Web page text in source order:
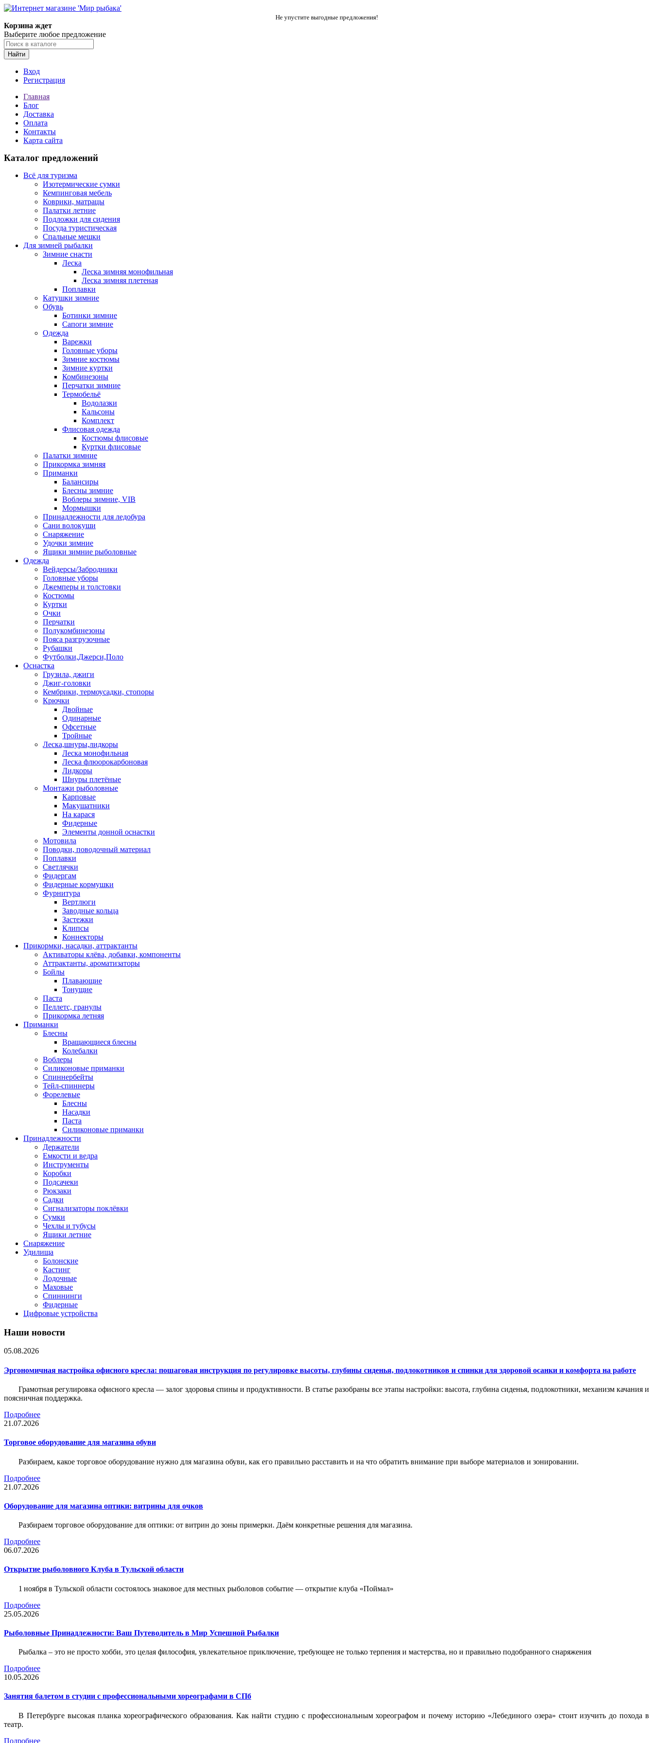
Не упустите выгодные предложения!
Корзина ждет
Выберите любое предложение
Найти
Вход
Регистрация
Главная
Блог
Доставка
Оплата
Контакты
Карта сайта
Каталог предложений
Всё для туризма
Изотермические сумки
Кемпинговая мебель
Коврики, матрацы
Палатки летние
Подложки для сидения
Посуда туристическая
Спальные мешки
Для зимней рыбалки
Зимние снасти
Леска
Леска зимняя монофильная
Леска зимняя плетеная
Поплавки
Катушки зимние
Обувь
Ботинки зимние
Сапоги зимние
Одежда
Варежки
Головные уборы
Зимние костюмы
Зимние куртки
Комбинезоны
Перчатки зимние
Термобельё
Водолазки
Кальсоны
Комплект
Флисовая одежда
Костюмы флисовые
Куртки флисовые
Палатки зимние
Прикормка зимняя
Приманки
Балансиры
Блесны зимние
Воблеры зимние, VIB
Мормышки
Принадлежности для ледобура
Сани волокуши
Снаряжение
Удочки зимние
Ящики зимние рыболовные
Одежда
Вейдерсы/Забродники
Головные уборы
Джемперы и толстовки
Костюмы
Куртки
Очки
Перчатки
Полукомбинезоны
Пояса разгрузочные
Рубашки
Футболки,Джерси,Поло
Оснастка
Грузила, джиги
Джиг-головки
Кембрики, термоусадки, стопоры
Крючки
Двойные
Одинарные
Офсетные
Тройные
Леска,шнуры,лидкоры
Леска монофильная
Леска флюорокарбоновая
Лидкоры
Шнуры плетёные
Монтажи рыболовные
Карповые
Макушатники
На карася
Фидерные
Элементы донной оснастки
Мотовила
Поводки, поводочный материал
Поплавки
Светлячки
Фидергам
Фидерные кормушки
Фурнитура
Вертлюги
Заводные кольца
Застежки
Клипсы
Коннекторы
Прикормки, насадки, аттрактанты
Активаторы клёва, добавки, компоненты
Аттрактанты, ароматизаторы
Бойлы
Плавающие
Тонущие
Паста
Пеллетс, гранулы
Прикормка летняя
Приманки
Блесны
Вращающиеся блесны
Колебалки
Воблеры
Силиконовые приманки
Спиннербейты
Тейл-спиннеры
Форелевые
Блесны
Насадки
Паста
Силиконовые приманки
Принадлежности
Держатели
Емкости и ведра
Инструменты
Коробки
Подсачеки
Рюкзаки
Садки
Сигнализаторы поклёвки
Сумки
Чехлы и тубусы
Ящики летние
Снаряжение
Удилища
Болонские
Кастинг
Лодочные
Маховые
Спиннинги
Фидерные
Цифровые устройства
Наши новости
05.08.2026
Эргономичная настройка офисного кресла: пошаговая инструкция по регулировке высоты, глубины сиденья, подлокотников и спинки для здоровой осанки и комфорта на работе
Грамотная регулировка офисного кресла — залог здоровья спины и продуктивности. В статье разобраны все этапы настройки: высота, глубина сиденья, подлокотники, механизм качания и
поясничная поддержка.
Подробнее
21.07.2026
Торговое оборудование для магазина обуви
Разбираем, какое торговое оборудование нужно для магазина обуви, как его правильно расставить и на что обратить внимание при выборе материалов и зонировании.
Подробнее
21.07.2026
Оборудование для магазина оптики: витрины для очков
Разбираем торговое оборудование для оптики: от витрин до зоны примерки. Даём конкретные решения для магазина.
Подробнее
06.07.2026
Открытие рыболовного Клуба в Тульской области
1 ноября в Тульской области состоялось знаковое для местных рыболовов событие — открытие клуба «Поймал»
Подробнее
25.05.2026
Рыболовные Принадлежности: Ваш Путеводитель в Мир Успешной Рыбалки
Рыбалка – это не просто хобби, это целая философия, увлекательное приключение, требующее не только терпения и мастерства, но и правильно подобранного снаряжения
Подробнее
10.05.2026
Занятия балетом в студии с профессиональными хореографами в СПб
В Петербурге высокая планка хореографического образования. Как найти студию с профессиональным хореографом и почему историю «Лебединого озера» стоит изучить до похода в
театр.
Подробнее